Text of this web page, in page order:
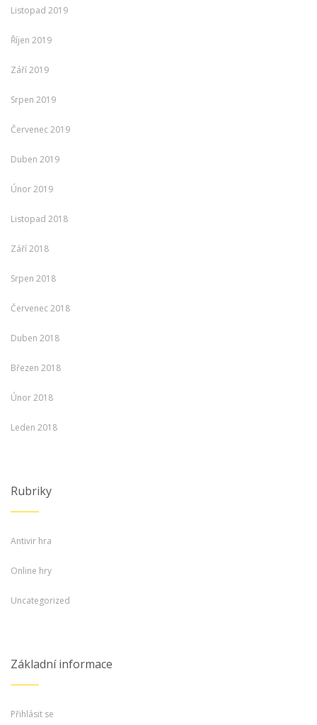
Listopad 2019
Říjen 2019
Září 2019
Srpen 2019
Červenec 2019
Duben 2019
Únor 2019
Listopad 2018
Září 2018
Srpen 2018
Červenec 2018
Duben 2018
Březen 2018
Únor 2018
Leden 2018
Rubriky
Antivir hra
Online hry
Uncategorized
Základní informace
Přihlásit se